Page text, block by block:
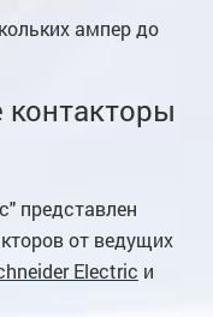
ампер до
контакторы
представлен
от ведущих
Electric и